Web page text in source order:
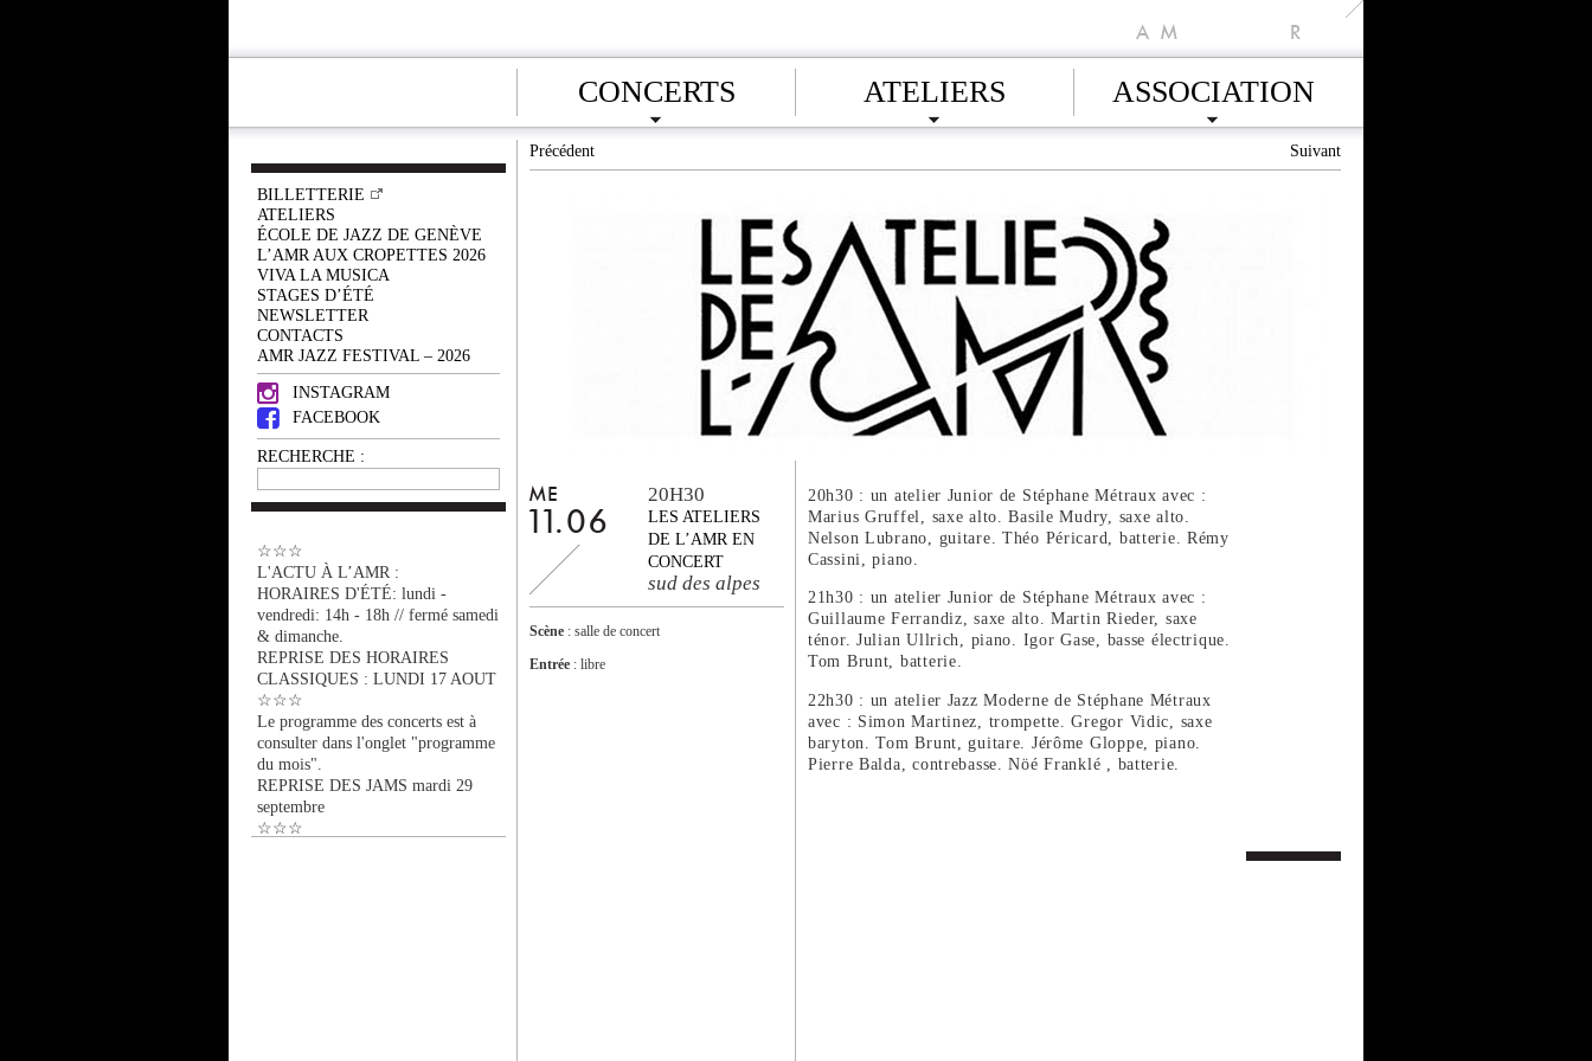
A M R
CONCERTS ATELIERS ASSOCIATION
BILLETTERIE
ATELIERS
ÉCOLE DE JAZZ DE GENÈVE
L’AMR AUX CROPETTES 2026
VIVA LA MUSICA
STAGES D’ÉTÉ
NEWSLETTER
CONTACTS
AMR JAZZ FESTIVAL – 2026
INSTAGRAM
FACEBOOK
RECHERCHE :
☆☆☆
L'ACTU À L’AMR :
HORAIRES D'ÉTÉ: lundi -
vendredi: 14h - 18h // fermé samedi
& dimanche.
REPRISE DES HORAIRES
CLASSIQUES : LUNDI 17 AOUT
☆☆☆
Le programme des concerts est à
consulter dans l'onglet "programme
du mois".
REPRISE DES JAMS mardi 29
septembre
☆☆☆
Précédent Suivant
ME
11.06
20H30
LES ATELIERS
DE L’AMR EN
CONCERT
sud des alpes
Scène : salle de concert
Entrée : libre
20h30 : un atelier Junior de Stéphane Métraux avec :
Marius Gruffel, saxe alto. Basile Mudry, saxe alto.
Nelson Lubrano, guitare. Théo Péricard, batterie. Rémy
Cassini, piano.
21h30 : un atelier Junior de Stéphane Métraux avec :
Guillaume Ferrandiz, saxe alto. Martin Rieder, saxe
ténor. Julian Ullrich, piano. Igor Gase, basse électrique.
Tom Brunt, batterie.
22h30 : un atelier Jazz Moderne de Stéphane Métraux
avec : Simon Martinez, trompette. Gregor Vidic, saxe
baryton. Tom Brunt, guitare. Jérôme Gloppe, piano.
Pierre Balda, contrebasse. Nöé Franklé , batterie.